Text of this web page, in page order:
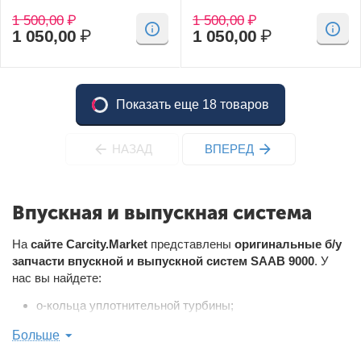
Впускная и выпускная система
Насайте Carcity.Market представлены оригинальные б/у
запчасти впускной и выпускной систем SAAB 9000. У
нас вы найдете:
о-кольца уплотнительной турбины;
Больше
1 500,00 ₽
1 050,00 ₽
1 500,00 ₽
1 050,00 ₽
Показать еще 18 товаров
НАЗАД ВПЕРЕД